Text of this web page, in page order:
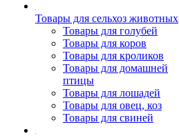
Товары для сельхоз животных
Товары для голубей
Товары для коров
Товары для кроликов
Товары для домашней
птицы
Товары для лошадей
Товары для овец, коз
Товары для свиней